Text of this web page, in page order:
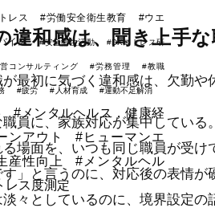
違和感は、聞き上手
が最初に気づく違和感は、欠勤や
員に、家族対応が集中している
場面を、いつも同じ職員が受け
」と言うのに、対応後の表情が
々としているのに、境界設定の
レス #労働安全衛生教育 #ウエ
イス #安全衛生活動 #DXストレス研
コンサルティング #労務管理 #教職
#疲労 #人材育成 #運動不足解消
#メンタルヘルス，健康経
ンアウト
#ヒューマンエ
産性向上
#メンタルヘル
レス度測定